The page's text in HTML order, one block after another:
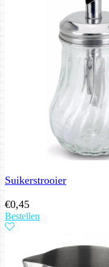
Suikerstrooier
€0,45
Bestellen